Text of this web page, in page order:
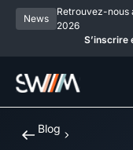
News
Retrouvez-nous
2026
S’inscrire
Blog